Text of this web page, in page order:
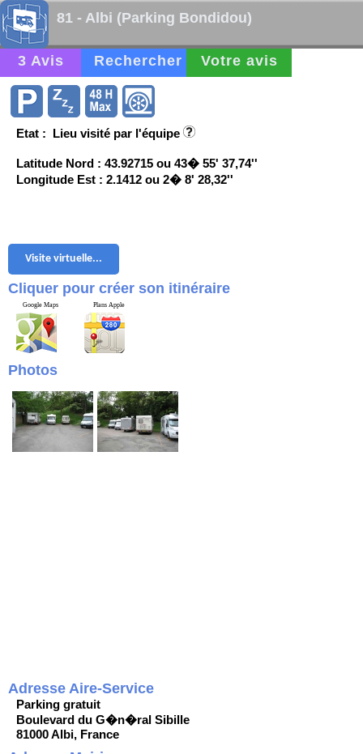
81 - Albi (Parking Bondidou)
3 Avis Rechercher Votre avis
Etat : Lieu visité par l'équipe
Latitude Nord : 43.92715 ou 43� 55' 37,74''
Longitude Est : 2.1412 ou 2� 8' 28,32''
Visite virtuelle...
Cliquer pour créer son itinéraire
Google Maps Plans Apple
Photos
Adresse Aire-Service
Parking gratuit
Boulevard du G�n�ral Sibille
81000 Albi, France